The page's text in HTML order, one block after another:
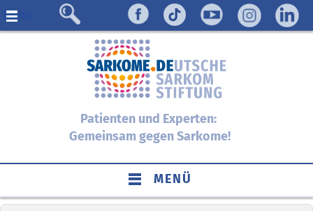
Menü
Patienten und Experten:
Gemeinsam gegen Sarkome!
MENÜ